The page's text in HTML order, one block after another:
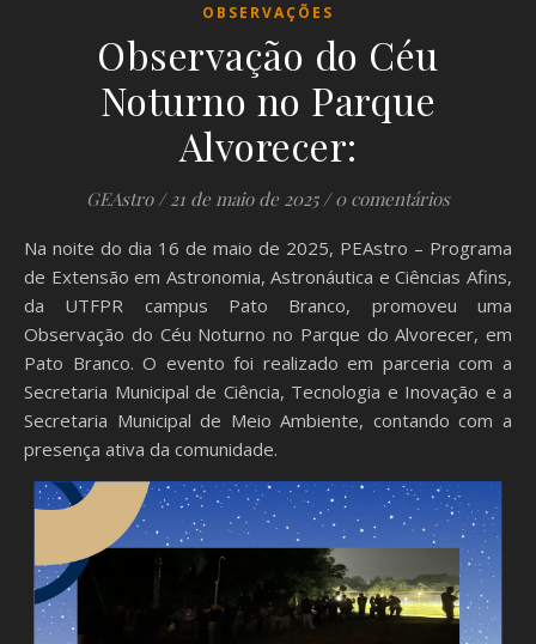
OBSERVAÇÕES
Observação do Céu
Noturno no Parque
Alvorecer:
GEAstro / 21 de maio de 2025 / 0 comentários
Na noite do dia 16 de maio de 2025, PEAstro – Programa
de Extensão em Astronomia, Astronáutica e Ciências Afins,
da UTFPR campus Pato Branco, promoveu uma
Observação do Céu Noturno no Parque do Alvorecer, em
Pato Branco. O evento foi realizado em parceria com a
Secretaria Municipal de Ciência, Tecnologia e Inovação e a
Secretaria Municipal de Meio Ambiente, contando com a
presença ativa da comunidade.